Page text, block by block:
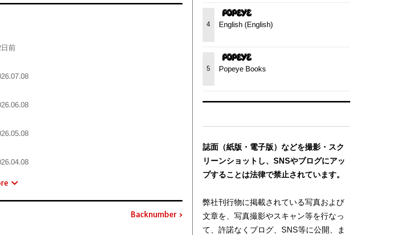
前
Backnumber
4 English (English)
5 Popeye Books
誌面（紙版・電子版）などを撮影・スク
リーンショットし、SNSやブログにアッ
プすることは法律で禁止されています。
弊社刊行物に掲載されている写真および
文章を、写真撮影やスキャン等を行なっ
て、許諾なくブログ、SNS等に公開、ま